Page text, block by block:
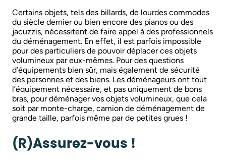
Certains objets, tels des billards, de lourdes commodes
du siècle dernier ou bien encore des pianos ou des
jacuzzis, nécessitent de faire appel à des professionnels
du déménagement. En effet, il est parfois impossible
pour des particuliers de pouvoir déplacer ces objets
volumineux par eux-mêmes. Pour des questions
d’équipements bien sûr, mais également de sécurité
des personnes et des biens. Les déménageurs ont tout
l’équipement nécessaire, et pas uniquement de bons
bras, pour déménager vos objets volumineux, que cela
soit par monte-charge, camion de déménagement de
grande taille, parfois même par de petites grues !
(R)Assurez-vous !